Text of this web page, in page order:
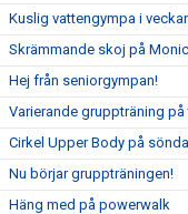
Kuslig vattengympa i
Skrämmande skoj på
Hej från seniorgympan!
Varierande gruppträning
Cirkel Upper Body på
Nu börjar gruppträningen!
Häng med på powerwalk